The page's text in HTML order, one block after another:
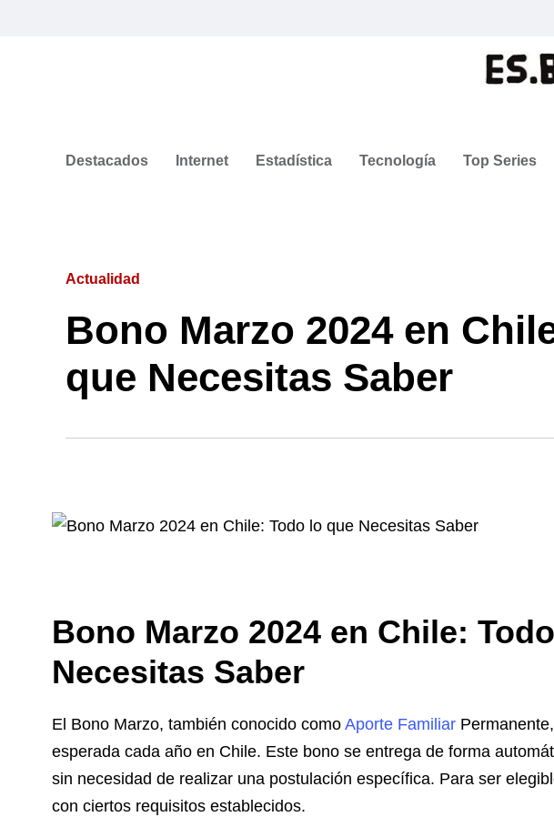
Destacados Internet Estadística Tecnología Top Series
Actualidad
Bono Marzo 2024 en
que Necesitas Saber
Bono Marzo 2024 en Chile:
Necesitas Saber
El Bono Marzo, también conocido como Aporte Familiar
esperada cada año en Chile. Este bono se entrega de forma
sin necesidad de realizar una postulación específica. Para ser
con ciertos requisitos establecidos.